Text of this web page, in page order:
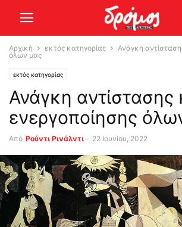
Αρχική εκτός κατηγορίας
Ανάγκη
όλων μας
εκτός κατηγορίας
Ανάγκη αντίστασης
ενεργοποίησης
Από Ρούντι Ρινάλντι - 22 Ιουνίου, 2022